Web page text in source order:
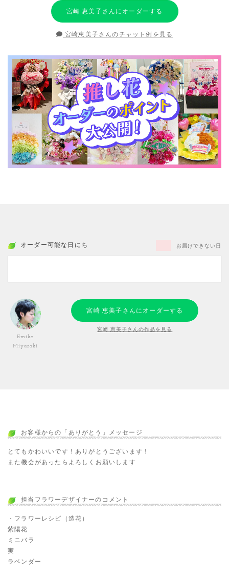
宮崎 恵美子さんにオーダーする
宮崎恵美子さんのチャット例を見る
オーダー可能な日にち お届けできない日
Emiko
Miyazaki
宮崎 恵美子さんにオーダーする
宮崎 恵美子さんの作品を見る
お客様からの「ありがとう」メッセージ
とてもかわいいです！ありがとうございます！
また機会があったらよろしくお願いします
担当フラワーデザイナーのコメント
・フラワーレシピ（造花）
紫陽花
ミニバラ
実
ラベンダー